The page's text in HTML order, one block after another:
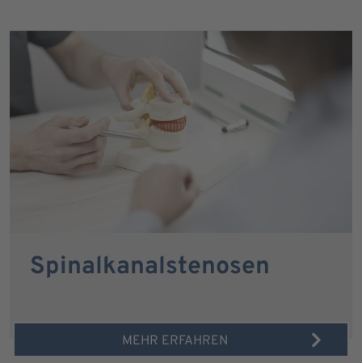
Spinalkanalstenosen
MEHR ERFAHREN